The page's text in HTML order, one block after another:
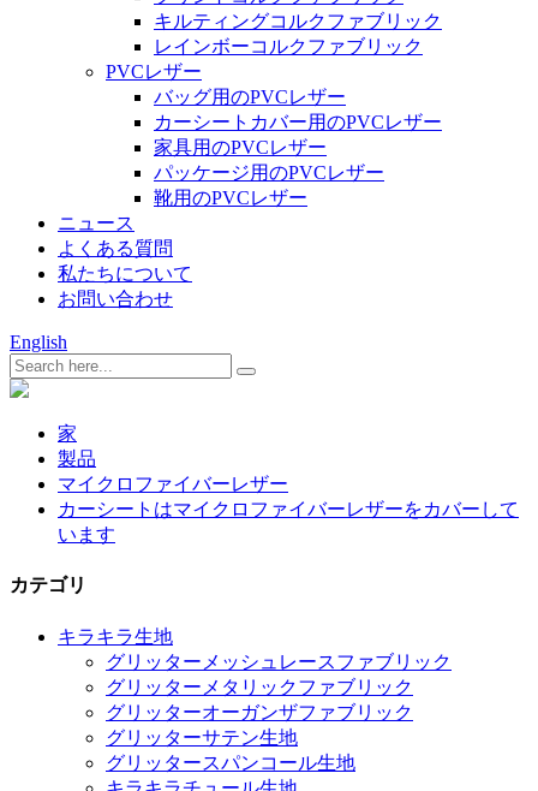
キルティングコルクファブリック
レインボーコルクファブリック
PVCレザー
バッグ用のPVCレザー
カーシートカバー用のPVCレザー
家具用のPVCレザー
パッケージ用のPVCレザー
靴用のPVCレザー
ニュース
よくある質問
私たちについて
お問い合わせ
English
家
製品
マイクロファイバーレザー
カーシートはマイクロファイバーレザーをカバーして
います
カテゴリ
キラキラ生地
グリッターメッシュレースファブリック
グリッターメタリックファブリック
グリッターオーガンザファブリック
グリッターサテン生地
グリッタースパンコール生地